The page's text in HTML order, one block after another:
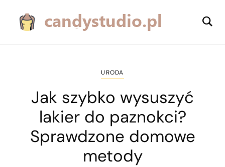
URODA
Jak szybko wysuszyć
lakier do paznokci?
Sprawdzone domowe
metody